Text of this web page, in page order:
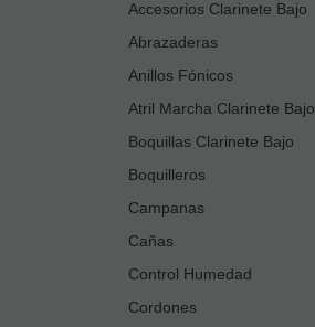
Accesorios Clarinete Bajo
Abrazaderas
Anillos Fónicos
Atril Marcha Clarinete Bajo
Boquillas Clarinete Bajo
Boquilleros
Campanas
Cañas
Control Humedad
Cordones